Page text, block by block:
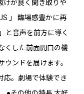
けが良く聞き取りや
」 臨場感豊かに再
と音声を前方に導く
くした前面開口の機
ンドを届けます。
応。劇場で体験でき